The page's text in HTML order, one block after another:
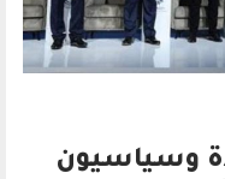
وسياسيون